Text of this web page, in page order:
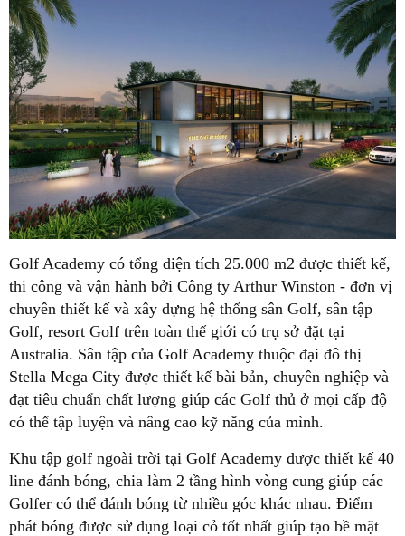
Golf Academy có tổng diện tích 25.000 m2 được thiết kế,
thi công và vận hành bởi Công ty Arthur Winston - đơn vị
chuyên thiết kế và xây dựng hệ thống sân Golf, sân tập
Golf, resort Golf trên toàn thế giới có trụ sở đặt tại
Australia. Sân tập của Golf Academy thuộc đại đô thị
Stella Mega City được thiết kế bài bản, chuyên nghiệp và
đạt tiêu chuẩn chất lượng giúp các Golf thủ ở mọi cấp độ
có thể tập luyện và nâng cao kỹ năng của mình.
Khu tập golf ngoài trời tại Golf Academy được thiết kế 40
line đánh bóng, chia làm 2 tầng hình vòng cung giúp các
Golfer có thể đánh bóng từ nhiều góc khác nhau. Điểm
phát bóng được sử dụng loại cỏ tốt nhất giúp tạo bề mặt